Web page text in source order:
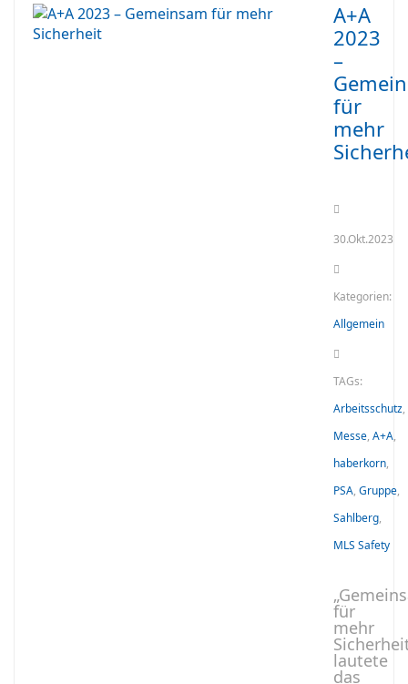
A+A
2023
–
für
mehr
30.Okt.2023
Kategorien:
Allgemein
TAGs:
Arbeitsschutz,
Messe, A+A,
haberkorn,
PSA, Gruppe,
Sahlberg,
MLS Safety
für
mehr
lautete
das